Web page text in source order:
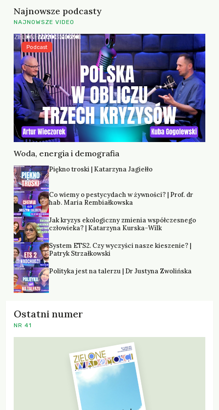
Najnowsze podcasty
NAJNOWSZE VIDEO
Woda, energia i demografia
Podcast
Piękno troski | Katarzyna Jagiełło
Co wiemy o pestycydach w żywności? | Prof. dr
hab. Maria Rembiałkowska
Jak kryzys ekologiczny zmienia współczesnego
człowieka? | Katarzyna Kurska-Wilk
System ETS2. Czy wyczyści nasze kieszenie? |
Patryk Strzałkowski
Polityka jest na talerzu | Dr Justyna Zwolińska
Ostatni numer
NR 41